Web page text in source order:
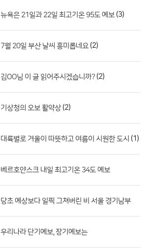
뉴욕은 21일과 22일 최고기온 95도 예보 (3)
7월 20일 부산 날씨 흥미롭네요 (2)
김OO님 이 글 읽어주시겠습니까? (2)
기상청의 오보 활약상(2)
대륙별로 겨울이 따뜻하고 여름이 시원한 도시 (1)
베르호얀스크 내일 최고기온 34도 예보
당초 예상보다 일찍 그쳐버린 비 서울 경기남부
우리나라 단기예보, 장기예보는